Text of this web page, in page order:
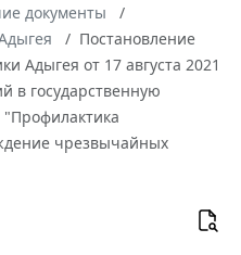
документы
Постановление
Адыгея от 17 августа 2021
в государственную
чрезвычайных